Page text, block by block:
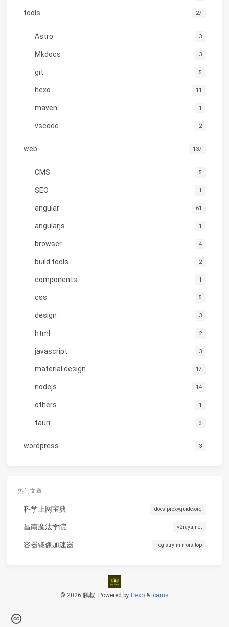
tools 27
Astro 3
Mkdocs 3
git 5
hexo 11
maven 1
vscode 2
web 137
CMS 5
SEO 1
angular 61
angularjs 1
browser 4
build tools 2
components 1
css 5
design 3
html 2
javascript 3
material design 17
nodejs 14
others 1
tauri 9
wordpress 3
热门文章
科学上网宝典 docs.proxyguide.org
昌南魔法学院 v2raya.net
容器镜像加速器 registry-mirrors.top
© 2026 鹏叔 Powered by Hexo & Icarus